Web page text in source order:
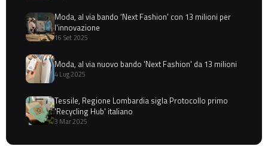
Moda, al via bando ‘Next Fashion’ con 13 milioni per
l'innovazione
16 Set 2025
Moda, al via nuovo bando 'Next Fashion' da 13 milioni
4 Lug 2025
Tessile, Regione Lombardia sigla Protocollo primo
'Recycling Hub' italiano
3 Mar 2025